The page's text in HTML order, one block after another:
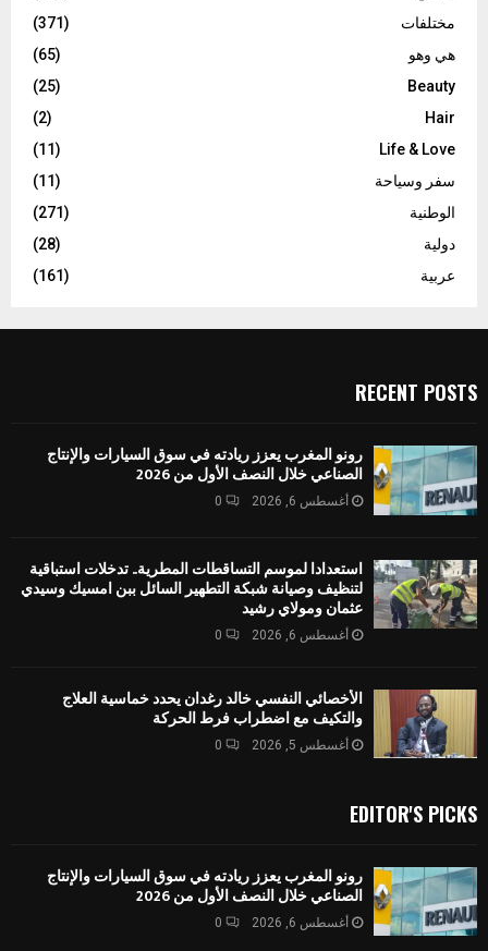
مختلفات
(371)
هي وهو
(65)
Beauty
(25)
Hair
(2)
Life & Love
(11)
سفر وسياحة
(11)
الوطنية
(271)
دولية
(28)
عربية
(161)
RECENT POSTS
رونو المغرب يعزز ريادته في سوق السيارات والإنتاج
الصناعي خلال النصف الأول من 2026
أغسطس 6, 2026 0
استعدادا لموسم التساقطات المطرية.. تدخلات استباقية
لتنظيف وصيانة شبكة التطهير السائل ببن امسيك وسيدي
عثمان ومولاي رشيد
أغسطس 6, 2026 0
الأخصائي النفسي خالد رغدان يحدد خماسية العلاج
والتكيف مع اضطراب فرط الحركة
أغسطس 5, 2026 0
EDITOR'S PICKS
رونو المغرب يعزز ريادته في سوق السيارات والإنتاج
الصناعي خلال النصف الأول من 2026
أغسطس 6, 2026 0